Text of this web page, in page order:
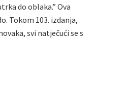
do oblaka.” Ova
Tokom 103. izdanja,
svi natječući se s